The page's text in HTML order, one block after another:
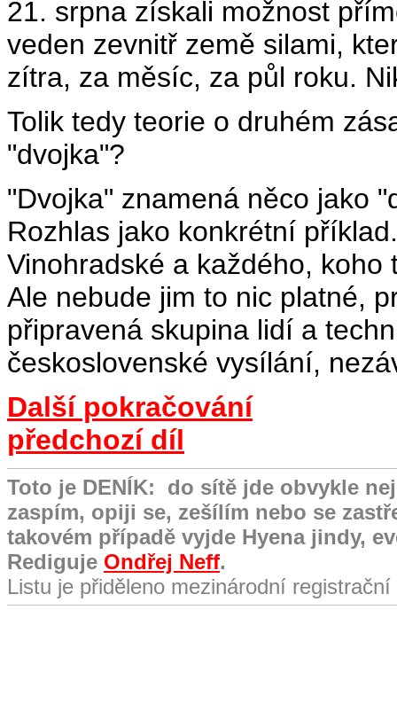
21. srpna získali možnost
veden zevnitř země silami,
zítra, za měsíc, za půl roku.
Tolik tedy teorie o druhém
"dvojka"?
"Dvojka" znamená něco jako
Rozhlas jako konkrétní
Vinohradské a každého,
Ale nebude jim to nic platné,
připravená skupina lidí a
československé vysílání,
Další pokračování
předchozí díl
Toto je DENÍK:
do sítě jde obvykle
zaspím, opiji se, zešílím nebo se
takovém případě vyjde Hyena jindy,
Rediguje Ondřej Neff.
Listu je přiděleno mezinárodní